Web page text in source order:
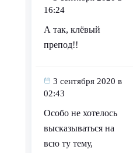
16:24
А так, клёвый
препод!!
3 сентября 2020 в
02:43
Особо не хотелось
высказываться на
всю ту тему,